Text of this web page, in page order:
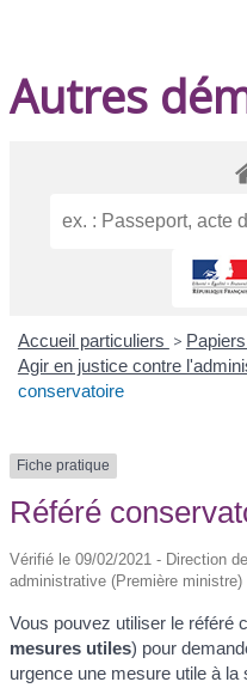
Autres
Accueil particuliers >
Agir en justice contre
conservatoire
Fiche pratique
Référé
Vérifié le 09/02/2021 - Direction
administrative (Première ministre)
Vous pouvez utiliser le référé
mesures utiles) pour
urgence une mesure utile à